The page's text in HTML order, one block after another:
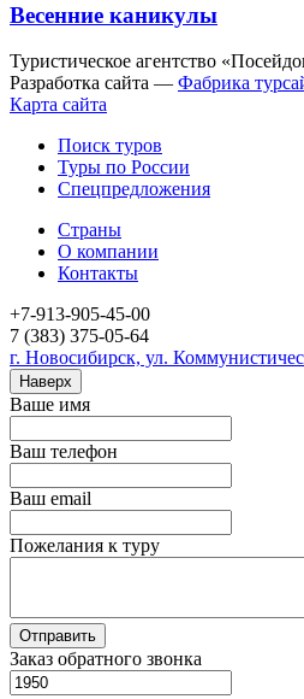
Весенние каникулы
Туристическое агентство
Разработка сайта — Фабрика
Карта сайта
Поиск туров
Туры по России
Спецпредложения
Страны
О компании
Контакты
+7-913-905-45-00
7 (383) 375-05-64
г. Новосибирск, ул.
Наверх
Ваше имя
Ваш телефон
Ваш email
Пожелания к туру
Заказ обратного звонка